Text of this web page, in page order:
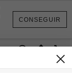
CONSEGUIR